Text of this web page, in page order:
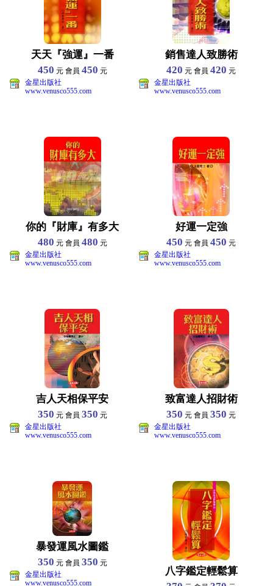
天天『強運』一番
450 元 會員 450 元
金星出版社
www.venusco555.com
銷售達人致勝術
420 元 會員420 元
金星出版社
www.venusco555.com
你的『財庫』有多大
480 元 會員 480 元
金星出版社
www.venusco555.com
好運一定強
450 元 會員450 元
金星出版社
www.venusco555.com
吉人天相保平安
350 元 會員 350 元
金星出版社
www.venusco555.com
致富達人招財術
350 元 會員350 元
金星出版社
www.venusco555.com
暴發運風水圖鑑
350 元 會員 350 元
金星出版社
www.venusco555.com
八字鑑定輕鬆算